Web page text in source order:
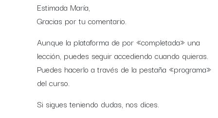
Estimada María,
Gracias por tu comentario.
Aunque la plataforma de por «completada» una
lección, puedes seguir accediendo cuando quieras.
Puedes hacerlo a través de la pestaña «programa»
del curso.
Si sigues teniendo dudas, nos dices.